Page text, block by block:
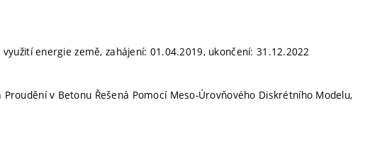
energie země, zahájení: 01.04.2019, ukončení: 31.12.2022
v Betonu Řešená Pomocí Meso-Úrovňového Diskrétního Modelu,